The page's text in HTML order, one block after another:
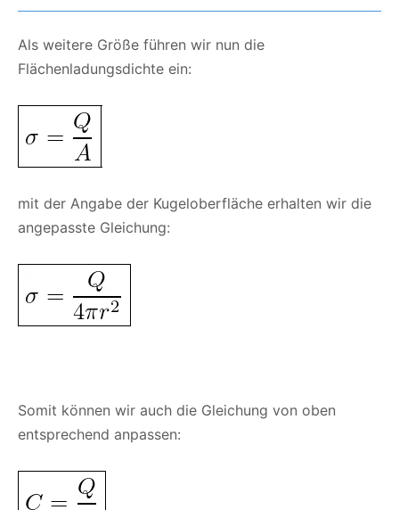
Als weitere Größe führen wir nun die
Flächenladungsdichte ein:
mit der Angabe der Kugeloberfläche erhalten wir die
angepasste Gleichung:
Somit können wir auch die Gleichung von oben
entsprechend anpassen: